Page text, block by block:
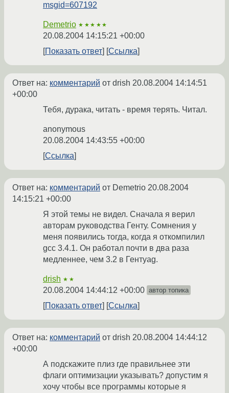
msgid=607192
Demetrio ★★★★★
20.08.2004 14:15:21 +00:00
Показать ответ
Ссылка
Ответ на: комментарий от drish 20.08.2004 14:14:51
+00:00
Тебя, дурака, читать - время терять. Читал.
anonymous
20.08.2004 14:43:55 +00:00
Ссылка
Ответ на: комментарий от Demetrio 20.08.2004
14:15:21 +00:00
Я этой темы не видел. Сначала я верил
авторам руководства Генту. Сомнения у
меня появились тогда, когда я откомпилил
gcc 3.4.1. Он работал почти в два раза
медленнее, чем 3.2 в Гентуag.
drish ★★
20.08.2004 14:44:12 +00:00 автор топика
Показать ответ Ссылка
Ответ на: комментарий от drish 20.08.2004 14:44:12
+00:00
А подскажите плиз где правильнее эти
флаги оптимизации указывать? допустим я
хочу чтобы все программы которые я